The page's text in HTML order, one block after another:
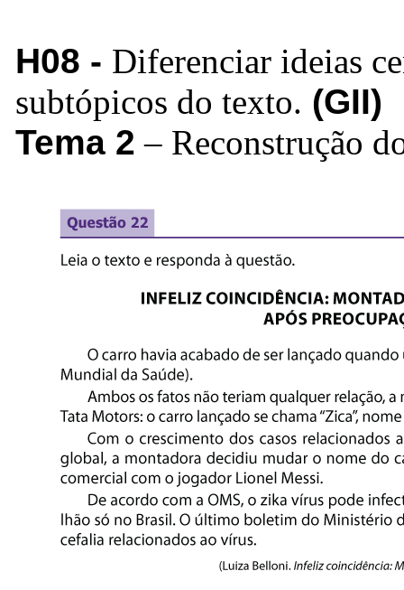
H08 - Diferenciar ideias
subtópicos do texto. (GII)
Tema 2 – Reconstrução